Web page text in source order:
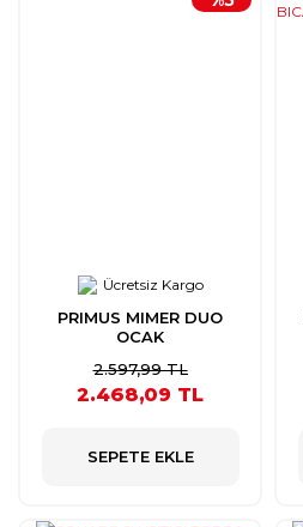
Ücretsiz Kargo
PRIMUS MIMER DUO
OCAK
2.597,99 TL
2.468,09 TL
SEPETE EKLE